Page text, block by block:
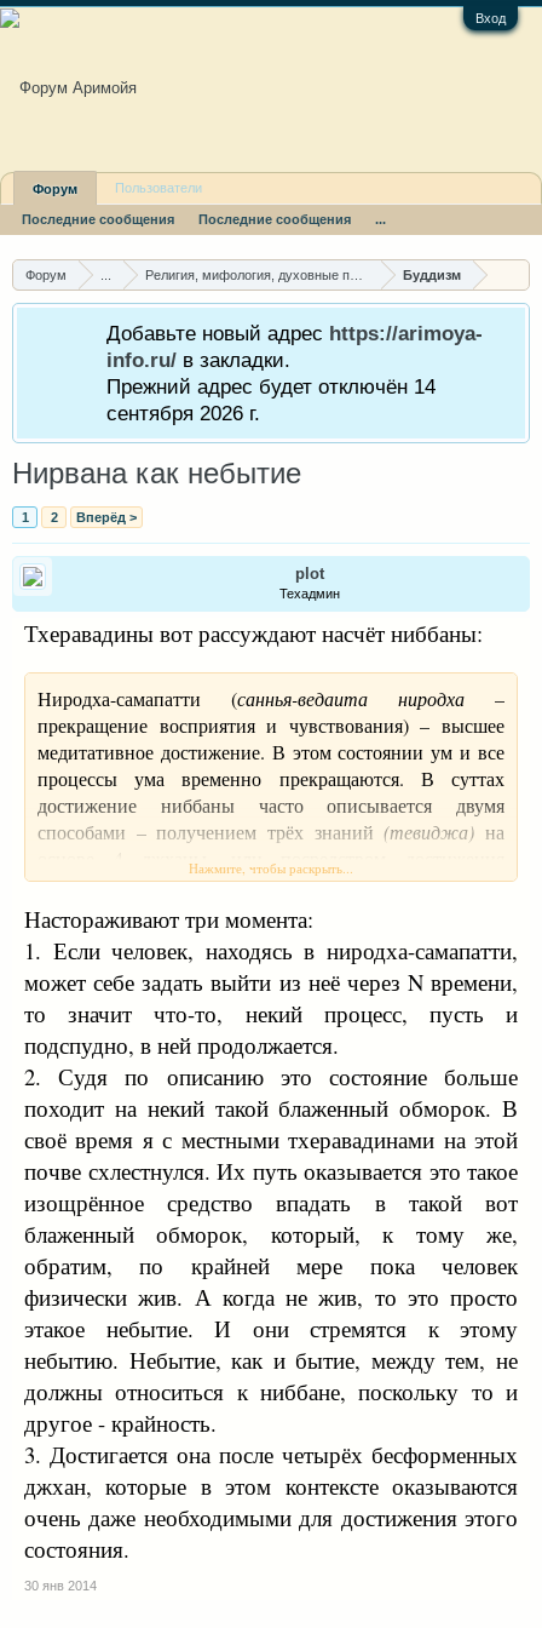
Вход
Форум Религия, мифология, духовные пути Буддизм
Добавьте новый адрес https://arimoya-
info.ru/ в закладки.
Прежний адрес будет отключён 14
сентября 2026 г.
Нирвана как небытие
1 2 Вперёд >
plot
Техадмин
Тхеравадины вот рассуждают насчёт ниббаны:
Ниродха-самапатти (саннья-ведаита ниродха –
прекращение восприятия и чувствования) – высшее
медитативное достижение. В этом состоянии ум и все
процессы ума временно прекращаются. В суттах
достижение ниббаны часто описывается двумя
способами – получением трёх знаний (тевиджа) на
основе 4 джханы, или посредством достижения
ниродха-самапатти через последовательное
прохождение по всем джханам и бесформенным
сферам.
● Ниродха-самапатти в суттах обозначается как
наивысшее счастье – (см.Ниббана сутту,такжеМН 59
● В МН 31 Дост. Ануруддха говорит Будде, что не
видит более приятного и более возвышенного
состояния, чем ниродха-самапатти. Будда подтверждает
это: «Хорошо, Ануруддха, хорошо. Нет другого
приятного пребывания более возвышенного и более
утончённого, нежели это». Далее монахи Кимбила и
Нандия называют ниродха-самапатти «уничтожением
загрязнений» (то есть, по сути, ниббаной).
● Насчёт некоторых деталей в объяснении ниродхи-
самапатти см.Камабха сутту
Согласно комментаторской работе 5-го века н.э.
«Висуддхимагга»:
этого состояния могут достичь только
анагаминыиараханты, которые полностью
развили все восемьджхан.
максимальный срок продолжительности этого
состояния может длиться до тех пор, пока
тело, поэтому сказано, что перед вхождением в
Нажмите, чтобы раскрыть...
Настораживают три момента:
1. Если человек, находясь в ниродха-самапатти,
может себе задать выйти из неё через N времени,
то значит что-то, некий процесс, пусть и
подспудно, в ней продолжается.
2. Судя по описанию это состояние больше
походит на некий такой блаженный обморок. В
своё время я с местными тхеравадинами на этой
почве схлестнулся. Их путь оказывается это такое
изощрённое средство впадать в такой вот
блаженный обморок, который, к тому же,
обратим, по крайней мере пока человек
физически жив. А когда не жив, то это просто
этакое небытие. И они стремятся к этому
небытию. Небытие, как и бытие, между тем, не
должны относиться к ниббане, поскольку то и
другое - крайность.
3. Достигается она после четырёх бесформенных
джхан, которые в этом контексте оказываются
очень даже необходимыми для достижения этого
состояния.
30 янв 2014
Форум
Последние сообщения Последние сообщения ...
Пользователи